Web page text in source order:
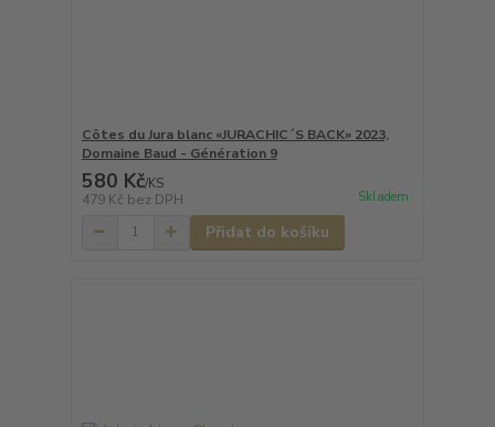
Côtes du Jura blanc «JURACHIC´S BACK» 2023,
Domaine Baud - Génération 9
580 Kč/KS
479 Kč bez DPH Skladem
Přidat do košíku